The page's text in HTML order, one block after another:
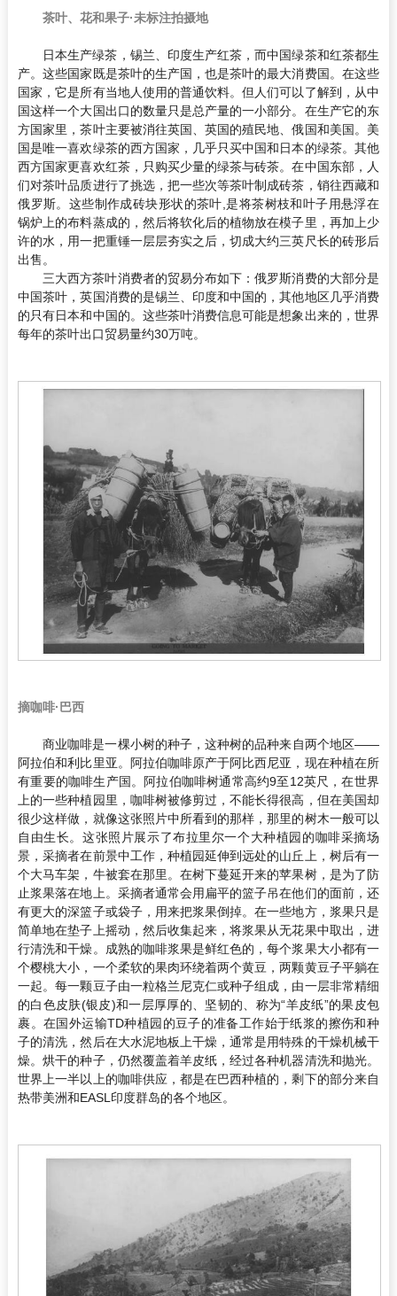
茶叶、花和果子·未标注拍摄地
日本生产绿茶，锡兰、印度生产红茶，而中国绿茶和红茶都生
产。这些国家既是茶叶的生产国，也是茶叶的最大消费国。在这些
国家，它是所有当地人使用的普通饮料。但人们可以了解到，从中
国这样一个大国出口的数量只是总产量的一小部分。在生产它的东
方国家里，茶叶主要被消往英国、英国的殖民地、俄国和美国。美
国是唯一喜欢绿茶的西方国家，几乎只买中国和日本的绿茶。其他
西方国家更喜欢红茶，只购买少量的绿茶与砖茶。在中国东部，人
们对茶叶品质进行了挑选，把一些次等茶叶制成砖茶，销往西藏和
俄罗斯。这些制作成砖块形状的茶叶,是将茶树枝和叶子用悬浮在
锅炉上的布料蒸成的，然后将软化后的植物放在模子里，再加上少
许的水，用一把重锤一层层夯实之后，切成大约三英尺长的砖形后
出售。
三大西方茶叶消费者的贸易分布如下：俄罗斯消费的大部分是
中国茶叶，英国消费的是锡兰、印度和中国的，其他地区几乎消费
的只有日本和中国的。这些茶叶消费信息可能是想象出来的，世界
每年的茶叶出口贸易量约30万吨。
摘咖啡·巴西
商业咖啡是一棵小树的种子，这种树的品种来自两个地区——
阿拉伯和利比里亚。阿拉伯咖啡原产于阿比西尼亚，现在种植在所
有重要的咖啡生产国。阿拉伯咖啡树通常高约9至12英尺，在世界
上的一些种植园里，咖啡树被修剪过，不能长得很高，但在美国却
很少这样做，就像这张照片中所看到的那样，那里的树木一般可以
自由生长。这张照片展示了布拉里尔一个大种植园的咖啡采摘场
景，采摘者在前景中工作，种植园延伸到远处的山丘上，树后有一
个大马车架，牛被套在那里。在树下蔓延开来的苹果树，是为了防
止浆果落在地上。采摘者通常会用扁平的篮子吊在他们的面前，还
有更大的深篮子或袋子，用来把浆果倒掉。在一些地方，浆果只是
简单地在垫子上摇动，然后收集起来，将浆果从无花果中取出，进
行清洗和干燥。成熟的咖啡浆果是鲜红色的，每个浆果大小都有一
个樱桃大小，一个柔软的果肉环绕着两个黄豆，两颗黄豆子平躺在
一起。每一颗豆子由一粒格兰尼克仁或种子组成，由一层非常精细
的白色皮肤(银皮)和一层厚厚的、坚韧的、称为“羊皮纸”的果皮包
裹。在国外运输TD种植园的豆子的准备工作始于纸浆的擦伤和种
子的清洗，然后在大水泥地板上干燥，通常是用特殊的干燥机械干
燥。烘干的种子，仍然覆盖着羊皮纸，经过各种机器清洗和抛光。
世界上一半以上的咖啡供应，都是在巴西种植的，剩下的部分来自
热带美洲和EASL印度群岛的各个地区。